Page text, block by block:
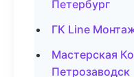
Петербург
ГК Line
Мастерская
Петрозаводск